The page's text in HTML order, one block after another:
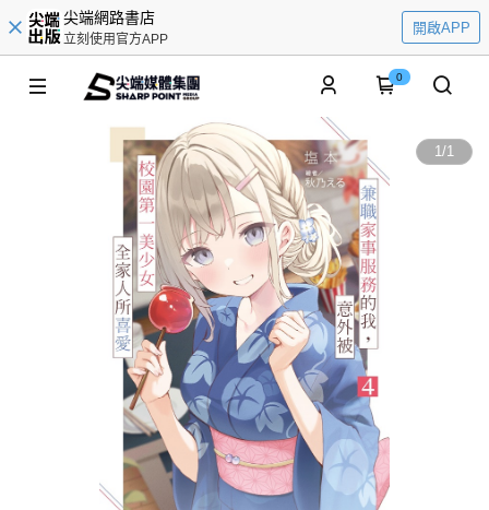
尖端網路書店
立刻使用官方APP
開啟APP
0
1/1